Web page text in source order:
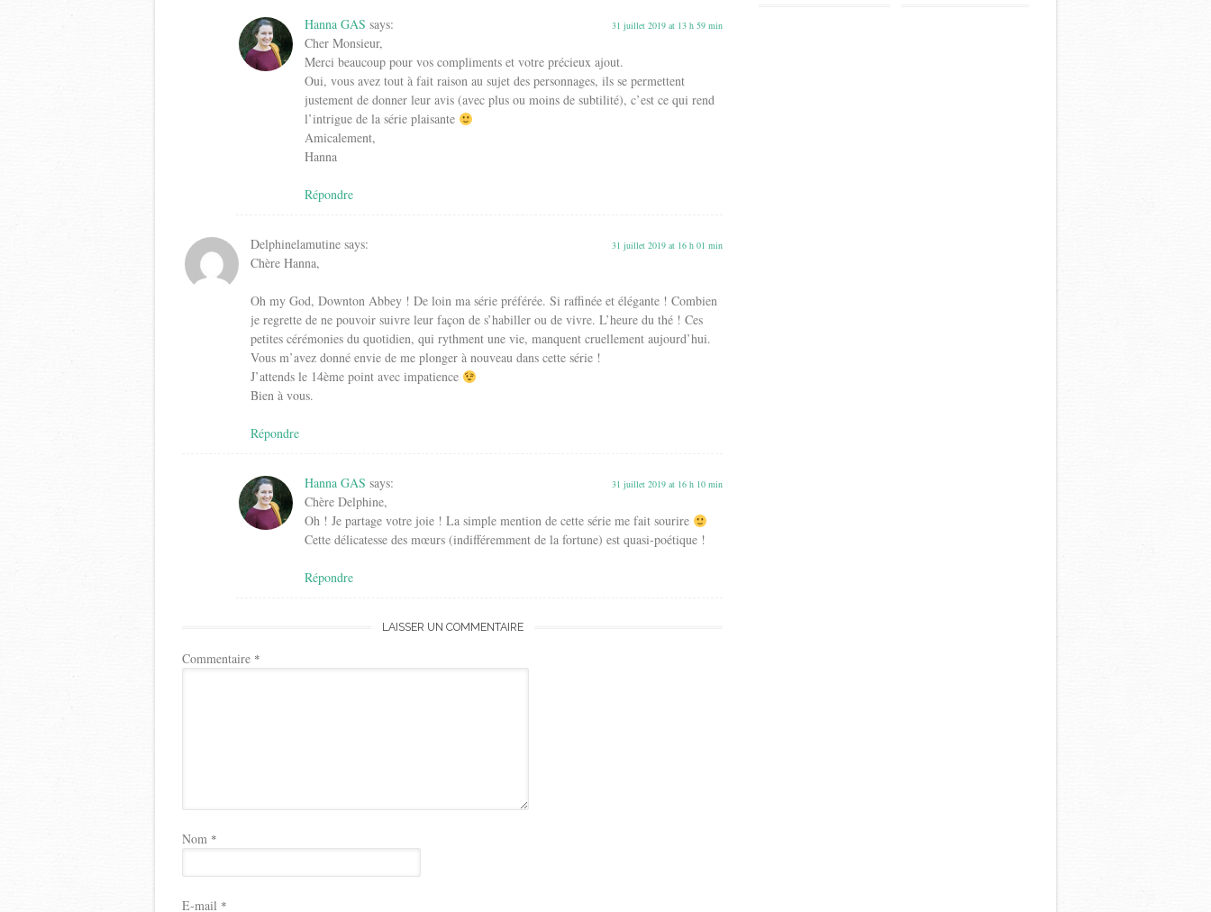
Hanna GAS says: 31 juillet 2019 at 13 h 59 min
Cher Monsieur,
Merci beaucoup pour vos compliments et votre précieux ajout.
Oui, vous avez tout à fait raison au sujet des personnages, ils se permettent
justement de donner leur avis (avec plus ou moins de subtilité), c’est ce qui rend
l’intrigue de la série plaisante
Amicalement,
Hanna
Répondre
Delphinelamutine says: 31 juillet 2019 at 16 h 01 min
Chère Hanna,
Oh my God, Downton Abbey ! De loin ma série préférée. Si raffinée et élégante ! Combien
je regrette de ne pouvoir suivre leur façon de s’habiller ou de vivre. L’heure du thé ! Ces
petites cérémonies du quotidien, qui rythment une vie, manquent cruellement aujourd’hui.
Vous m’avez donné envie de me plonger à nouveau dans cette série !
J’attends le 14ème point avec impatience
Bien à vous.
Répondre
Hanna GAS says: 31 juillet 2019 at 16 h 10 min
Chère Delphine,
Oh ! Je partage votre joie ! La simple mention de cette série me fait sourire
Cette délicatesse des mœurs (indifféremment de la fortune) est quasi-poétique !
Répondre
LAISSER UN COMMENTAIRE
Commentaire *
Nom *
E-mail *